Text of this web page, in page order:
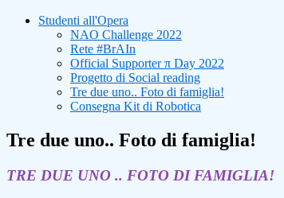
Studenti all'Opera
NAO Challenge 2022
Rete #BrAIn
Official Supporter π Day 2022
Progetto di Social reading
Tre due uno.. Foto di famiglia!
Consegna Kit di Robotica
Tre due uno.. Foto di famiglia!
TRE DUE UNO .. FOTO DI FAMIGLIA!